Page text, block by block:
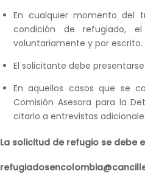
En cualquier momento del
condición de refugiado,
voluntariamente y por escrito.
El solicitante debe
En aquellos casos que se
Comisión Asesora para la
citarlo a entrevistas
La solicitud de refugio se debe